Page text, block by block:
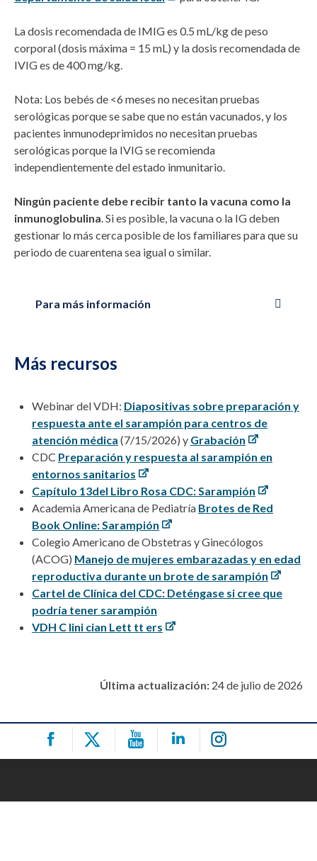
La dosis recomendada de IMIG es 0.5 mL/kg de peso
corporal (dosis máxima = 15 mL) y la dosis recomendada de
IVIG es de 400 mg/kg.
Nota: Los bebés de <6 meses no necesitan pruebas
serológicas porque se sabe que no están vacunados, y los
pacientes inmunodeprimidos no necesitan pruebas
serológicas porque la IVIG se recomienda
independientemente del estado inmunitario.
Ningún paciente debe recibir tanto la vacuna como la
inmunoglobulina . Si es posible, la vacuna o la IG deben
gestionar lo más cerca posible de los familiares para que su
periodo de cuarentena sea igual o similar.
Para más información
Más recursos
Webinar del VDH: Diapositivas sobre preparación y
respuesta ante el sarampión para centros de
atención médica (7/15/2026) y Grabación
CDC Preparación y respuesta al sarampión en
entornos sanitarios
Capítulo 13del Libro Rosa CDC: Sarampión
Academia Americana de Pediatría Brotes de Red
Book Online: Sarampión
Colegio Americano de Obstetras y Ginecólogos
(ACOG) Manejo de mujeres embarazadas y en edad
reproductiva durante un brote de sarampión
Cartel de Clínica del CDC: Deténgase si cree que
podría tener sarampión
VDH C lini cian Lett tt ers
Última actualización: 24 de julio de 2026